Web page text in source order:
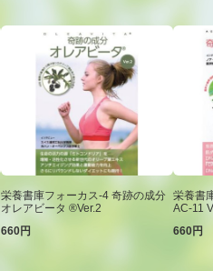
栄養書庫フォーカス-4 奇跡の成分
オレアビータ ®Ver.2
660円
栄養書
AC-11
660円